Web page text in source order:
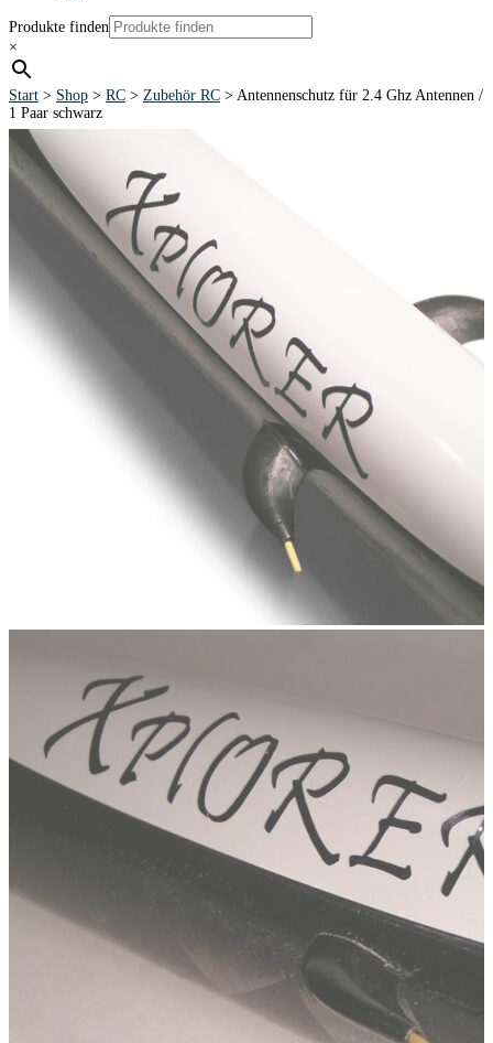
Produkte finden
×
Start > Shop > RC > Zubehör RC > Antennenschutz für 2.4 Ghz Antennen /
1 Paar schwarz